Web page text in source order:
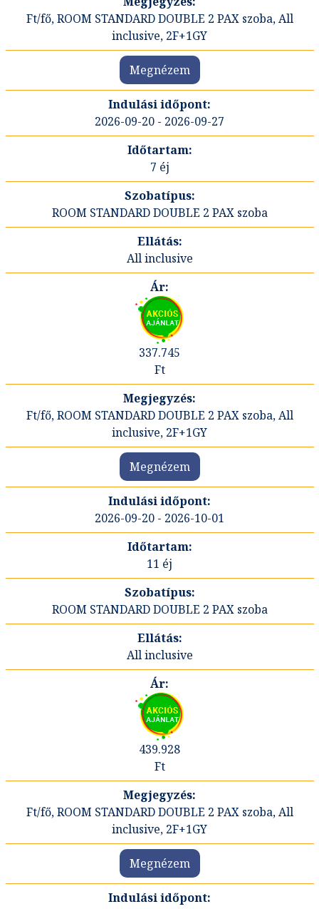
Ft/fő, ROOM STANDARD DOUBLE 2 PAX szoba, All
inclusive, 2F+1GY
Megnézem
2026-09-20 - 2026-09-27
7 éj
ROOM STANDARD DOUBLE 2 PAX szoba
All inclusive
337.745
Ft
Ft/fő, ROOM STANDARD DOUBLE 2 PAX szoba, All
inclusive, 2F+1GY
Megnézem
2026-09-20 - 2026-10-01
11 éj
ROOM STANDARD DOUBLE 2 PAX szoba
All inclusive
439.928
Ft
Ft/fő, ROOM STANDARD DOUBLE 2 PAX szoba, All
inclusive, 2F+1GY
Megnézem